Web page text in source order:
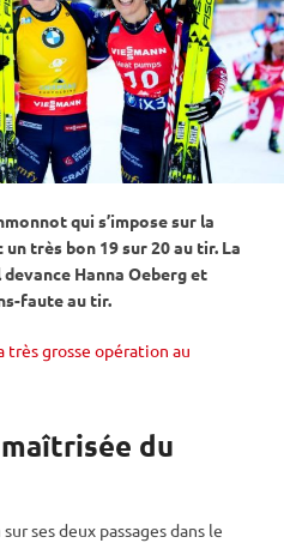
qui s’impose sur la
un très bon 19 sur 20 au tir. La
Hanna Oeberg et
faute au tir.
très grosse opération au
du
ses deux passages dans le